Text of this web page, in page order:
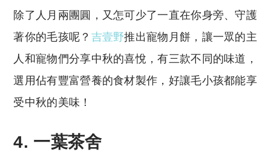
除了人月兩團圓，又怎可少了一直在你身旁、守護
著你的毛孩呢？ 吉壹野推出寵物月餅，讓一眾的主
人和寵物們分享中秋的喜悅，有三款不同的味道，
選用佔有豐富營養的食材製作，好讓毛小孩都能享
受中秋的美味！
4. 一葉茶舍